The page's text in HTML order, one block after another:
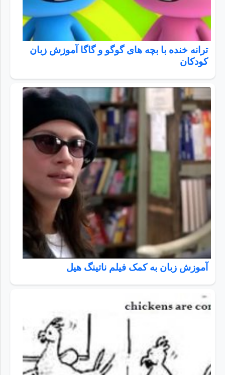
ترانه خنده با بچه های گوگو و گاگا آموزش زبان
کودکان
آموزش زبان به کمک فیلم ناتینگ هیل